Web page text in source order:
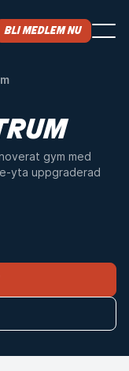
Bli medlem nu
gym med
yta uppgraderad